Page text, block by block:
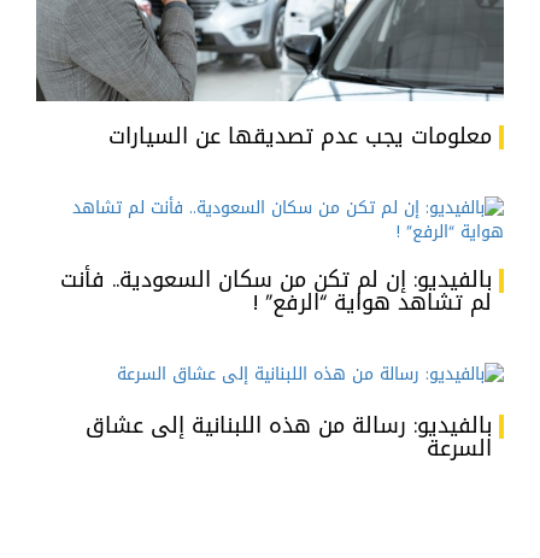
معلومات يجب عدم تصديقها عن السيارات
بالفيديو: إن لم تكن من سكان السعودية.. فأنت
لم تشاهد هواية “الرفع” !
بالفيديو: رسالة من هذه اللبنانية إلى عشاق
السرعة